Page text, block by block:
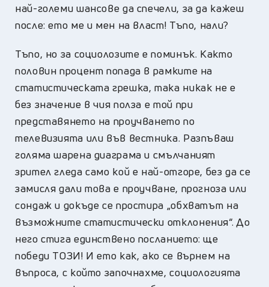
най-големи шансове да спечели, за да кажеш
после: ето ме и мен на власт! Тъпо, нали?
Тъпо, но за социолозите е поминък. Както
половин процент попада в рамките на
статистическата грешка, така никак не е
без значение в чия полза е той при
представянето на проучването по
телевизията или във вестника. Разпъваш
голяма шарена диаграма и смълчаният
зрител гледа само кой е най-отгоре, без да се
замисля дали това е проучване, прогноза или
сондаж и докъде се простира „обхватът на
възможните статистически отклонения“. До
него стига единствено посланието: ще
победи ТОЗИ! И ето как, ако се върнем на
въпроса, с който започнахме, социологията